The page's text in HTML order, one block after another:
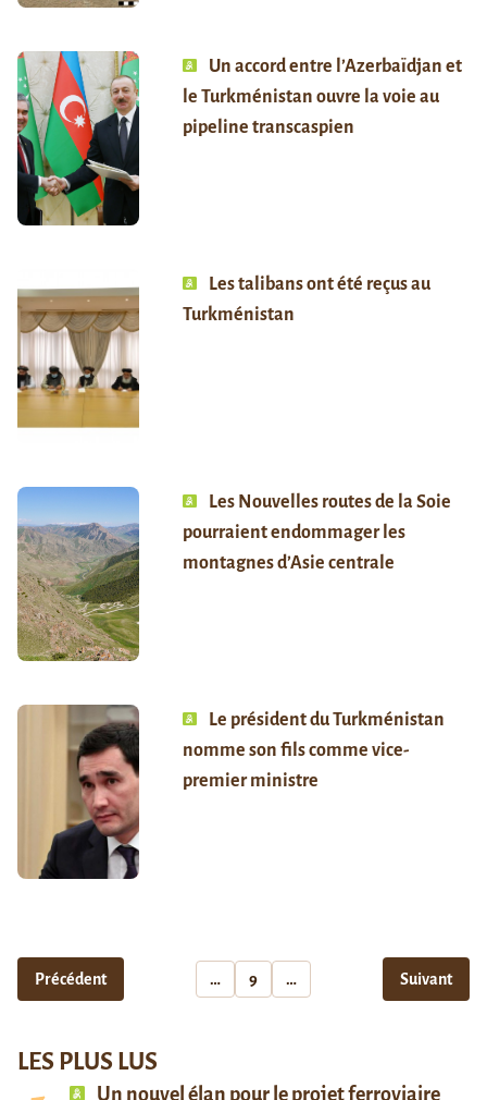
Un accord entre l’Azerbaïdjan et
le Turkménistan ouvre la voie au
pipeline transcaspien
Les talibans ont été reçus au
Turkménistan
Les Nouvelles routes de la Soie
pourraient endommager les
montagnes d’Asie centrale
Le président du Turkménistan
nomme son fils comme vice-
premier ministre
Précédent … 9 … Suivant
LES PLUS LUS
Un nouvel élan pour le projet ferroviaire